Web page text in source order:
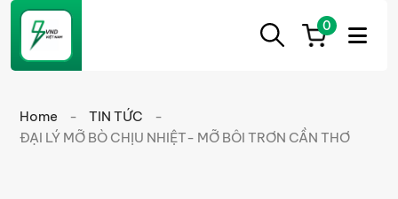
ẮC
CẦN
THƠ
Ắc
Cần
Thơ
0
Home - TIN TỨC
-
ĐẠI LÝ MỠ BÒ CHỊU NHIỆT- MỠ BÔI TRƠN CẦN THƠ